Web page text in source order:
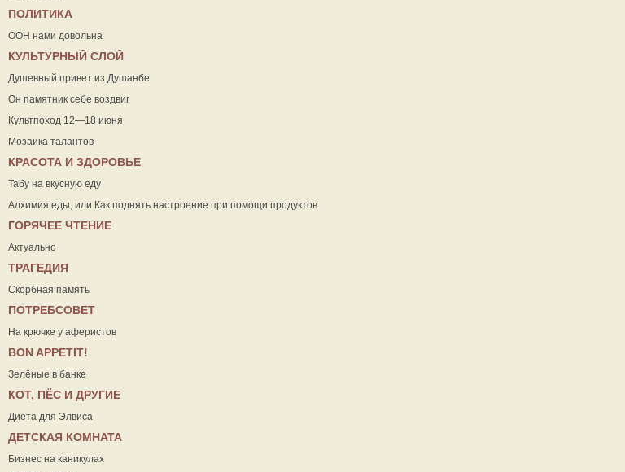
ПОЛИТИКА
ООН нами довольна
КУЛЬТУРНЫЙ СЛОЙ
Душевный привет из Душанбе
Он памятник себе воздвиг
Культпоход 12—18 июня
Мозаика талантов
КРАСОТА И ЗДОРОВЬЕ
Табу на вкусную еду
Алхимия еды, или Как поднять настроение при помощи продуктов
ГОРЯЧЕЕ ЧТЕНИЕ
Актуально
ТРАГЕДИЯ
Скорбная память
ПОТРЕБСОВЕТ
На крючке у аферистов
ВON APPETIT!
Зелёные в банке
КОТ, ПЁС И ДРУГИЕ
Диета для Элвиса
ДЕТСКАЯ КОМНАТА
Бизнес на каникулах